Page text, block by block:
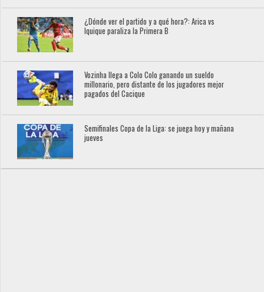
¿Dónde ver el partido y a qué hora?: Arica vs
Iquique paraliza la Primera B
Vozinha llega a Colo Colo ganando un sueldo
millonario, pero distante de los jugadores mejor
pagados del Cacique
Semifinales Copa de la Liga: se juega hoy y mañana
jueves